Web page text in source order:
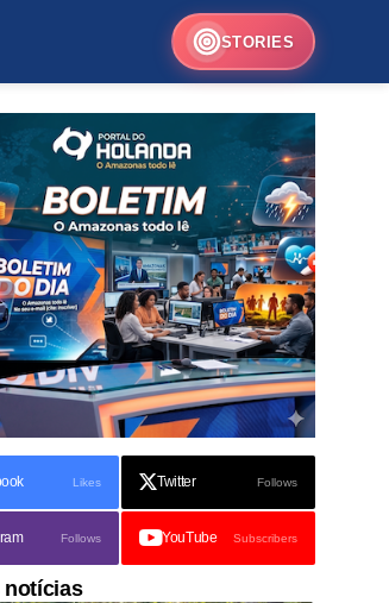
STORIES
Likes Twitter Follows
Follows YouTube Subscribers
notícias